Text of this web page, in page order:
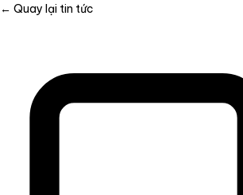
← Quay lại tin tức